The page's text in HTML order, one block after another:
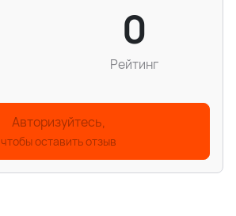
0
Рейтинг
Авторизуйтесь,
чтобы оставить отзыв